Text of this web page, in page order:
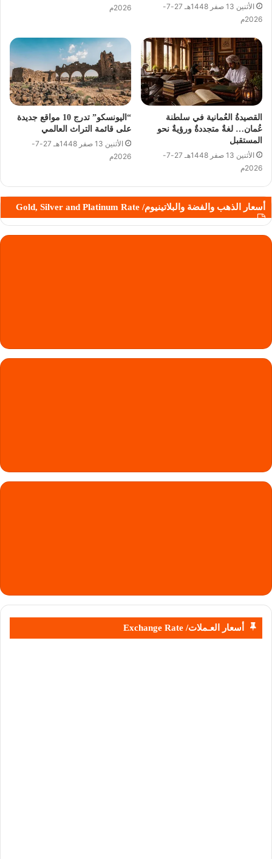
الأثنين 13 صفر 1448هـ 27-7-
2026م
2026م
القصيدةُ العُمانية في سلطنة
عُمان… لغةٌ متجددةٌ ورؤيةٌ نحو
المستقبل
الأثنين 13 صفر 1448هـ 27-7-
2026م
“اليونسكو” تدرج 10 مواقع جديدة
على قائمة التراث العالمي
الأثنين 13 صفر 1448هـ 27-7-
2026م
أسعار الذهب والفضة والبلاتينيوم/ Gold, Silver and Platinum Rate
أسعار العـملات/ Exchange Rate